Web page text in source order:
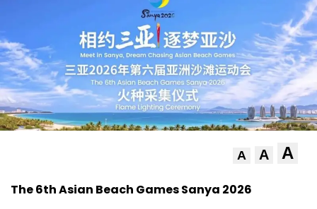
A A A
The 6th Asian Beach Games Sanya 2026